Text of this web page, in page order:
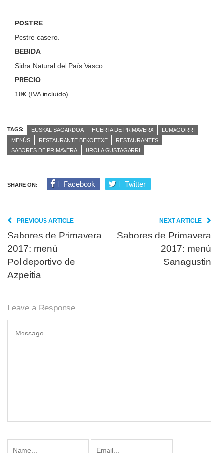
POSTRE
Postre casero.
BEBIDA
Sidra Natural del País Vasco.
PRECIO
18€ (IVA incluido)
TAGS: EUSKAL SAGARDOA HUERTA DE PRIMAVERA
LUMAGORRI
MENÚS
RESTAURANTE BEKOETXE
RESTAURANTES
SABORES DE PRIMAVERA
UROLA GUSTAGARRI
SHARE ON: Facebook Twitter
PREVIOUS ARTICLE
Sabores de Primavera
2017: menú
Polideportivo de
Azpeitia
NEXT ARTICLE
Sabores de Primavera
2017: menú
Sanagustin
Leave a Response